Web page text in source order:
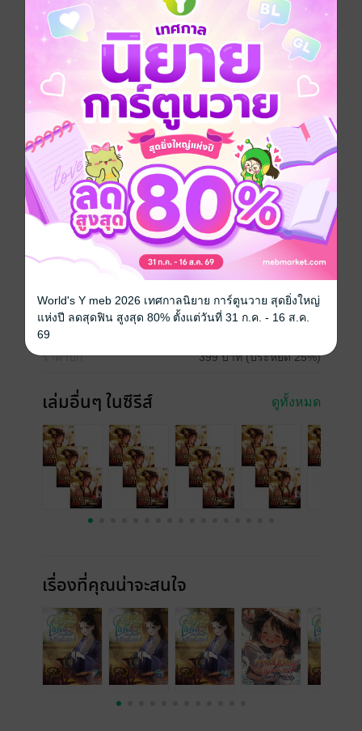
ฉู่ลั่วก็เปลี่ยนไปเป็นคนละคน กลายเป็นสาวมาดนิ่งเย็นชา
ใช้เวลาไปกับการไลฟ์สด แก้ปัญหาเรื่องภูติผีและวิญญาณ
ให้เหล่าสาวกในช่องสตรีม คนทั่วไปคงคิดว่าเด็กสาว
เสียใจจนบ้าไปแล้ว คาดไม่ถึงเลยว่าระหว่างจมน้ำ ฉู่ลั่วจะ
ได้ไปบำเพ็ญยังแดนเซียน! เธอกลับมาอีกครั้งเหมือนเกิด
ใหม่ เพื่อฟื้นคืนพลังวิญญาณและเอาชนะลูกรักสวรรค์
อย่างฉู่หร่านให้ได้ ...ช่องสตรีมสดของเจ้านิกายหญิงฉู่ลั่ว
จึงได้เวลาขึ้นไลฟ์แล้ว!
(บทที่ 1981-2040)
แฟนตาซี หนังสือแปล นิยายจีนแปล
เกิดใหม่ชาตินี้… ขอเป็นเจ้านิกายมาไลฟ์สด
ประเภทไฟล์ pdf, epub(สารบัญ)
วันที่วางขาย 16 พฤศจิกายน 2567
ความยาว
ราคาปก 399 บาท (ประหยัด 25%)
เล่มอื่นๆ ในซีรีส์ ดูทั้งหมด
เรื่องที่คุณน่าจะสนใจ
World's Y meb 2026 เทศกาลนิยาย การ์ตูนวาย สุดยิ่งใหญ่
แห่งปี ลดสุดฟิน สูงสุด 80% ตั้งแต่วันที่ 31 ก.ค. - 16 ส.ค.
69